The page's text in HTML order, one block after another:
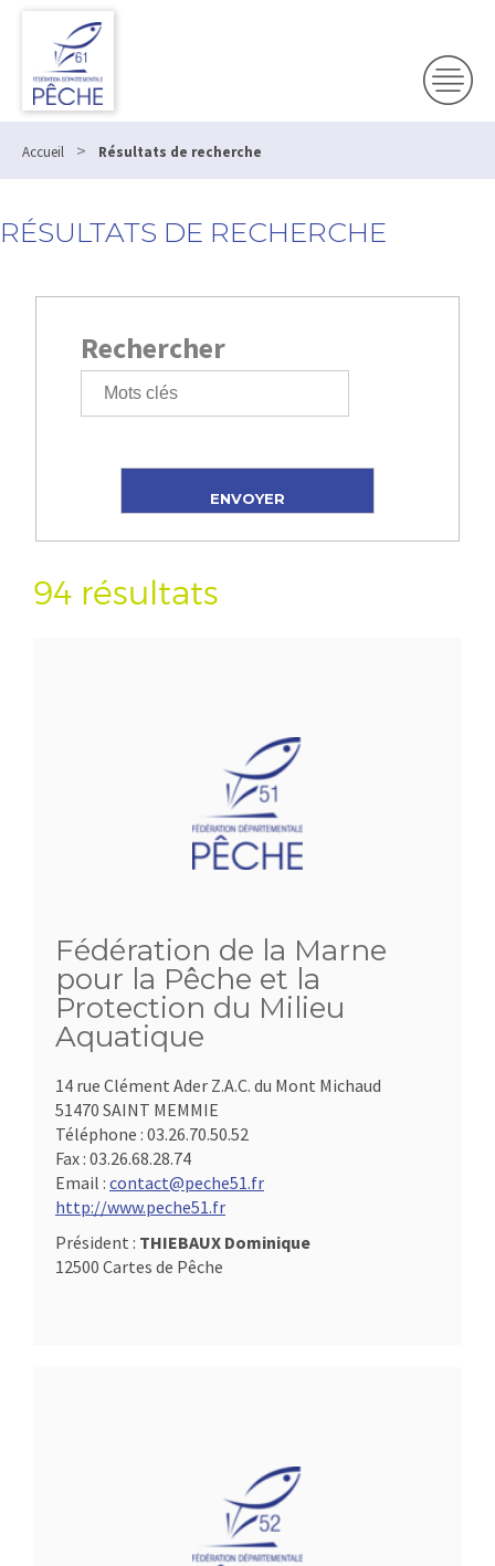
Accueil > Résultats de recherche
RÉSULTATS DE RECHERCHE
Rechercher
94 résultats
Fédération de la Marne
pour la Pêche et la
Protection du Milieu
Aquatique
14 rue Clément Ader Z.A.C. du Mont Michaud
51470 SAINT MEMMIE
Téléphone : 03.26.70.50.52
Fax : 03.26.68.28.74
Email : contact@peche51.fr
http://www.peche51.fr
Président : THIEBAUX Dominique
12500 Cartes de Pêche